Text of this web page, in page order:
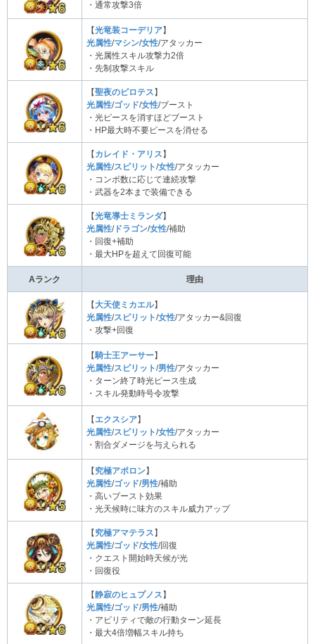
・通常攻撃3倍
【光竜装コーデリア】
光属性/マシン/女性/アタッカー
・光属性スキル攻撃力2倍
・先制攻撃スキル
【聖夜のピロテス 】
光属性/ゴッド/女性/ブースト
・光ピースを消すほどブースト
・HP最大時不要ピースを消せる
【 カレイド・アリス 】
光属性/スピリット/女性/アタッカー
・コンボ数に応じて連続攻撃
・武器を2本まで装備できる
【光竜導士ミランダ】
光属性/ ドラゴン/女性/補助
・回復+補助
・最大HPを超えて回復可能
Aランク 理由
【大天使ミカエル】
光属性/スピリット/女性/アタッカー&回復
・攻撃+回復
【騎士王アーサー】
光属性/スピリット/男性/アタッカー
・ターン終了時光ピース生成
・スキル発動時号令攻撃
【 エクスシア】
光属性/スピリット/女性/アタッカー
・割合ダメージを与えられる
【 究極アポロン】
光属性/ゴッド/男性/補助
・高いブースト効果
・光天候時に味方のスキル威力アップ
【 究極アマテラス 】
光属性/ゴッド/女性/回復
・クエスト開始時天候が光
・回復役
【静寂のヒュプノス 】
光属性/ゴッド/男性/補助
・アビリティで敵の行動ターン延長
・最大4倍増幅スキル持ち